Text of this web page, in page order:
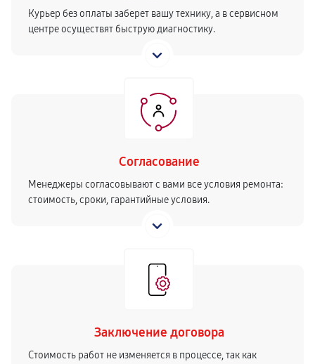
Курьер без оплаты заберет вашу технику, а в сервисном
центре осуществят быструю диагностику.
Согласование
Менеджеры согласовывают с вами все условия ремонта:
стоимость, сроки, гарантийные условия.
Заключение договора
Стоимость работ не изменяется в процессе, так как